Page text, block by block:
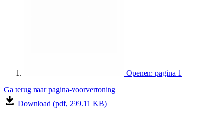
Openen: pagina 1
Ga terug naar pagina-voorvertoning
Download (pdf, 299.11 KB)